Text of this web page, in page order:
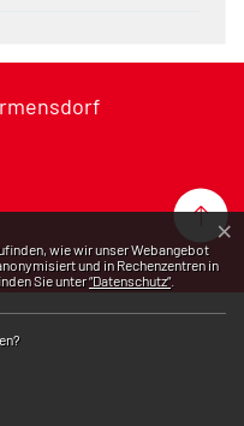
wie wir unser Webangebot
und in Rechenzentren in
Sie unter“Datenschutz“.
×